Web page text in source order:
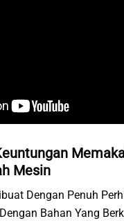
Mesin
Dengan Penuh
Bahan Yang